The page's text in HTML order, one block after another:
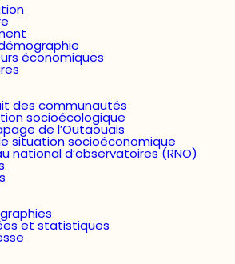
économiques
des communautés
socioécologique
de l’Outaouais
situation socioéconomique
national d’observatoires (RNO)
et statistiques